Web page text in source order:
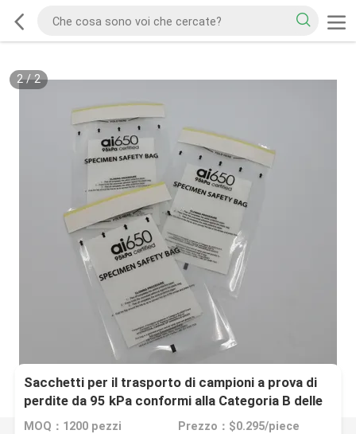
2/2
Sacchetti per il trasporto di campioni a prova di
perdite da 95 kPa conformi alla Categoria B delle
sostanze biologiche
MOQ：1200 pezzi Prezzo：$0.295/piece